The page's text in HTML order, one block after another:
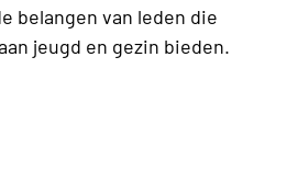
belangen van leden die
jeugd en gezin bieden.